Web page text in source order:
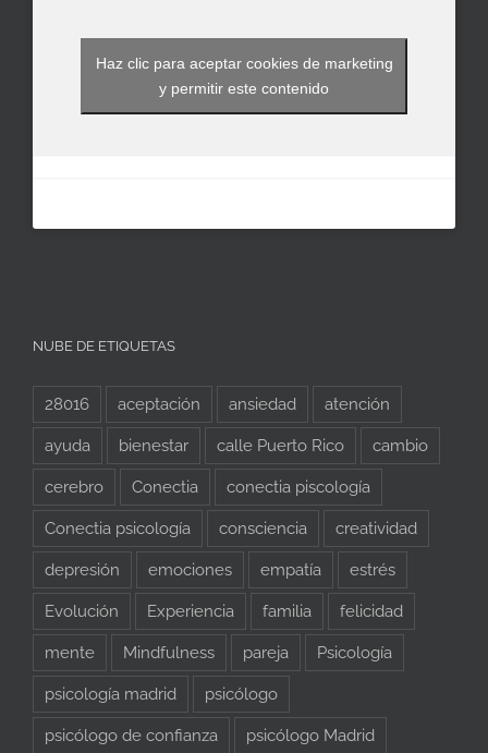
Haz clic para aceptar cookies de marketing
y permitir este contenido
NUBE DE ETIQUETAS
28016 aceptación ansiedad atención
ayuda bienestar calle Puerto Rico cambio
cerebro Conectia conectia piscología
Conectia psicología consciencia creatividad
depresión emociones empatía estrés
Evolución Experiencia familia felicidad
mente Mindfulness pareja Psicología
psicología madrid psicólogo
psicólogo de confianza psicólogo Madrid